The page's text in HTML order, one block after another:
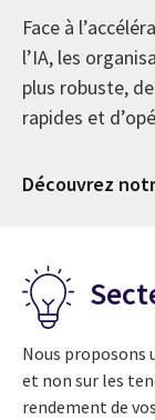
La recherche
organisations
résultats
l’IA
Optimiser les
accroître la
Face à
l’IA, les
plus robuste,
rapides et
Découvrez
importantes
technologie de
au monde. En
nous célébrons
toujours
Nous proposons
et non sur les
rendement de